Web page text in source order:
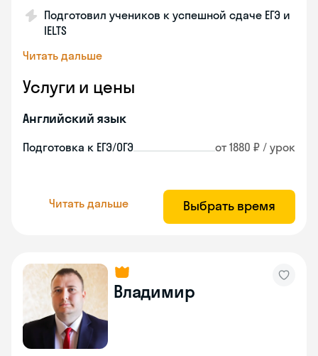
Подготовил учеников к успешной сдаче ЕГЭ и
IELTS
Читать дальше
Услуги и цены
Английский язык
Подготовка к ЕГЭ/ОГЭ от 1880 ₽ / урок
Читать дальше Выбрать время
Владимир